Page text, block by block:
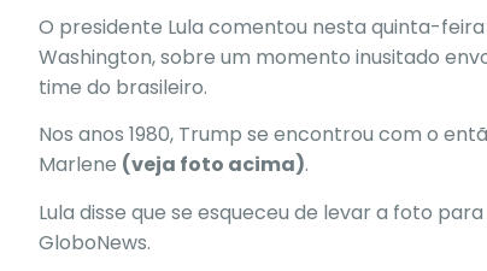
O presidente Lula comentou nesta quinta-
Washington, sobre um momento inusitado
time do brasileiro.
Nos anos 1980, Trump se encontrou com o
Marlene (veja foto acima).
Lula disse que se esqueceu de levar a foto
GloboNews.